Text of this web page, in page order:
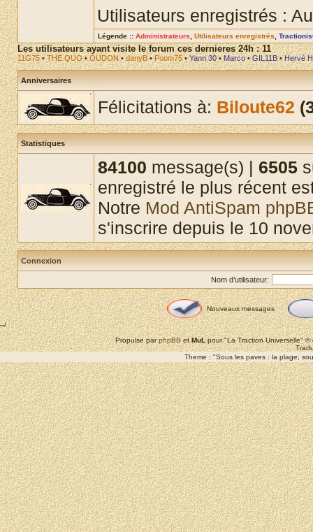
Utilisateurs enregistrés :
Légende :: Administrateurs Utilisateurs enregistrés
Les utilisateurs ayant visite le forum ces dernieres 24h : 11
11G75•THE QUO•OUDON•danyB•Poom75•Yann 30•Marco•GIL11B•Hervé
Anniversaires
Félicitations à: Biloute62
Statistiques
84100 message(s) | 6505
enregistré le plus récent
Notre Mod AntiSpam
s'inscrire depuis le 10
Connexion
Nom d’utilisateur:
Nouveaux messages
--/
Propulse parphpBBetMuLpour "La Traction Universelle"
Theme : "Sous les paves : la plage;